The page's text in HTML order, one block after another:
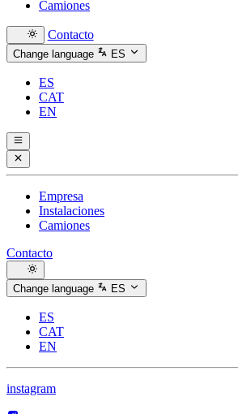
Camiones
Contacto
Change language ES
ES
CAT
EN
Empresa
Instalaciones
Camiones
Contacto
Change language ES
ES
CAT
EN
instagram